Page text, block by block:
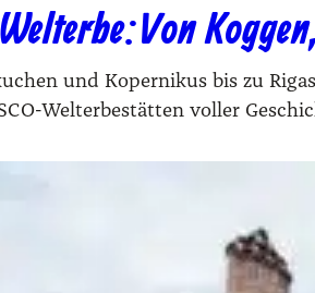
Von
und Kopernikus bis zu
Welterbestätten voller